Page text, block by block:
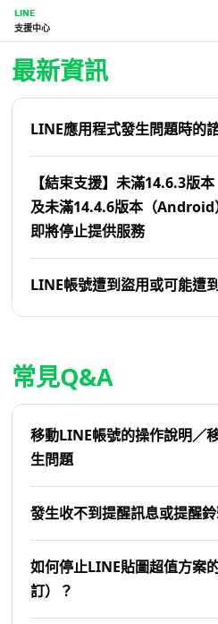
LINE
支援中心
首頁 | LINE支援中心
最新資訊
LINE應用程式發生問題時的
【結束支援】未滿14.6.3版
及未滿14.4.6版本（Android
即將停止提供服務
LINE帳號遭到盜用或可能遭
常見Q&A
移動LINE帳號的操作說明／
生問題
發生收不到提醒訊息或提醒
如何停止LINE貼圖超值方案
訂）？